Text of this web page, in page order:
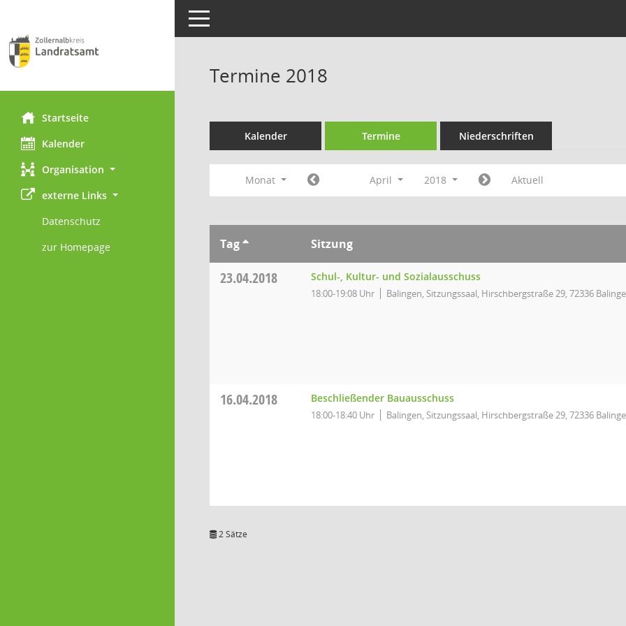
Startseite
Kalender
Organisation
externe Links
Datenschutz
zur Homepage
Toggle navigation
Termine 2018
Kalender Termine Niederschriften
Monat April 2018 Aktuell
Tag Sitzung
23.04.2018 Schul-, Kultur- und Sozialausschuss
18:00-19:08 Uhr Balingen, Sitzungssaal, Hirschbergstraße 29, 72336
16.04.2018 Beschließender Bauausschuss
18:00-18:40 Uhr Balingen, Sitzungssaal, Hirschbergstraße 29, 72336
2 Sätze